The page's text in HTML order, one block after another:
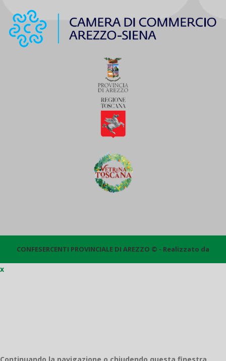
CONFESERCENTI PROVINCIALE DI AREZZO © - Realizzato da
x